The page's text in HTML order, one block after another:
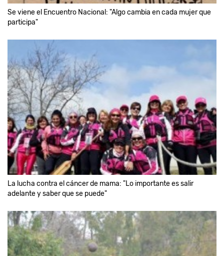
Se viene el Encuentro Nacional: "Algo cambia en cada mujer que
participa"
La lucha contra el cáncer de mama: "Lo importante es salir
adelante y saber que se puede"